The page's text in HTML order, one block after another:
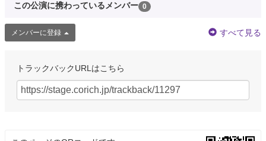
この公演に携わっているメンバー 0
メンバーに登録 すべて見る
トラックバックURLはこちら